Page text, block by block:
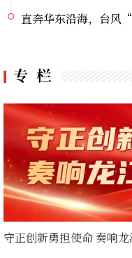
党史主题系列直播宣
提高警惕！绷紧安全
新国标发布 全链条守
保障生态环境法典实
守正创新勇担使命 奏响